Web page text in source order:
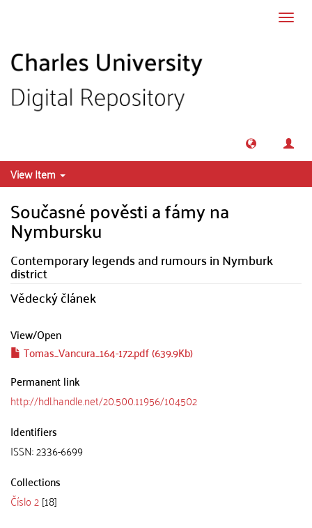
View Item
Současné pověsti a fámy na
Nymbursku
Contemporary legends and rumours in Nymburk
district
Vědecký článek
View/Open
Tomas_Vancura_164-172.pdf (639.9Kb)
Permanent link
http://hdl.handle.net/20.500.11956/104502
Identifiers
ISSN: 2336-6699
Collections
Číslo 2[18]